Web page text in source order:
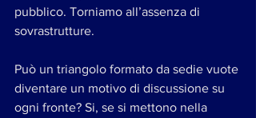
pubblico. Torniamo all’assenza di
sovrastrutture.
Può un triangolo formato da sedie vuote
diventare un motivo di discussione su
ogni fronte? Si, se si mettono nella